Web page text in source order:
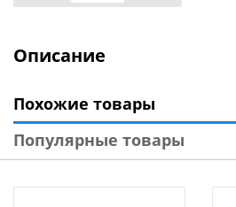
Описание
Похожие товары
Популярные товары